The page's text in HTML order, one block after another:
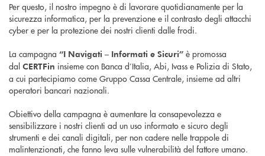
Per questo, il nostro impegno è di lavorare quotidianamente per la
sicurezza informatica, per la prevenzione e il contrasto degli attacchi
cyber e per la protezione dei nostri clienti dalle frodi.
La campagna “I Navigati – Informati e Sicuri” è promossa
dal CERTFin insieme con Banca d’Italia, Abi, Ivass e Polizia di Stato,
a cui partecipiamo come Gruppo Cassa Centrale, insieme ad altri
operatori bancari nazionali.
Obiettivo della campagna è aumentare la consapevolezza e
sensibilizzare i nostri clienti ad un uso informato e sicuro degli
strumenti e dei canali digitali, per non cadere nelle trappole di
malintenzionati, che fanno leva sulle vulnerabilità del fattore umano.